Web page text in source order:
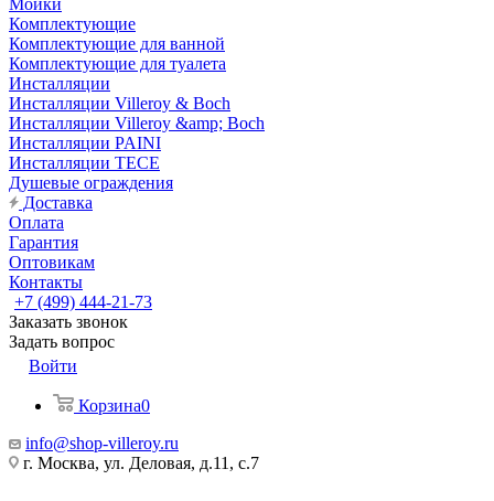
Мойки
Комплектующие
Комплектующие для ванной
Комплектующие для туалета
Инсталляции
Инсталляции Villeroy & Boch
Инсталляции Villeroy &amp; Boch
Инсталляции PAINI
Инсталляции TECE
Душевые ограждения
Доставка
Оплата
Гарантия
Оптовикам
Контакты
+7 (499) 444-21-73
Заказать звонок
Задать вопрос
Войти
Корзина0
info@shop-villeroy.ru
г. Москва, ул. Деловая, д.11, с.7